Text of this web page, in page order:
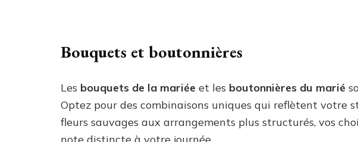
Bouquets et boutonnières
Les bouquets de la mariée et les boutonnières du marié
Optez pour des combinaisons uniques qui reflètent votre
fleurs sauvages aux arrangements plus structurés, vos